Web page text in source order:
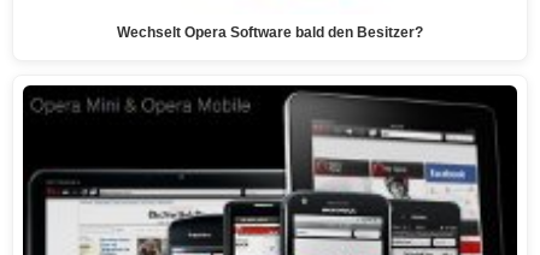
Wechselt Opera Software bald den Besitzer?